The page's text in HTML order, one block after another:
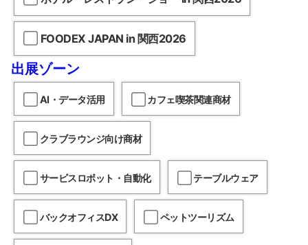
FOODEX JAPAN in 関西2026
出展ゾーン
AI・データ活用 カフェ喫茶関連商材
クラブラウンジ向け商材
サービスロボット・自動化 テーブルウェア
バックオフィスDX ペットツーリズム